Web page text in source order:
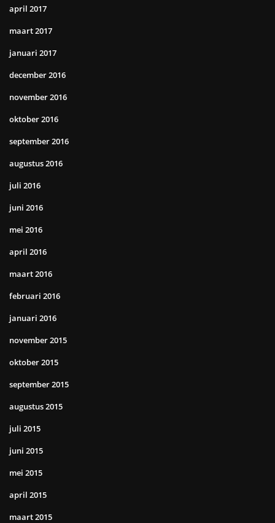
april 2017
maart 2017
januari 2017
december 2016
november 2016
oktober 2016
september 2016
augustus 2016
juli 2016
juni 2016
mei 2016
april 2016
maart 2016
februari 2016
januari 2016
november 2015
oktober 2015
september 2015
augustus 2015
juli 2015
juni 2015
mei 2015
april 2015
maart 2015